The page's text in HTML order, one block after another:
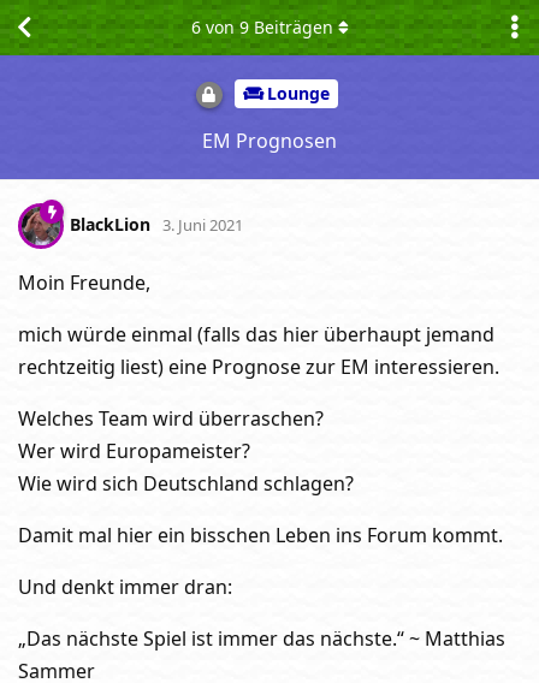
Lounge
EM Prognosen
6von 9Beiträgen
BlackLion 3. Juni 2021
Moin Freunde,
mich würde einmal (falls das hier überhaupt jemand
rechtzeitig liest) eine Prognose zur EM interessieren.
Welches Team wird überraschen?
Wer wird Europameister?
Wie wird sich Deutschland schlagen?
Damit mal hier ein bisschen Leben ins Forum kommt.
Und denkt immer dran:
„Das nächste Spiel ist immer das nächste.“ ~ Matthias
Sammer